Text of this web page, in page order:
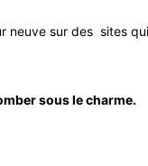
neuve sur des sites
sous le charme.